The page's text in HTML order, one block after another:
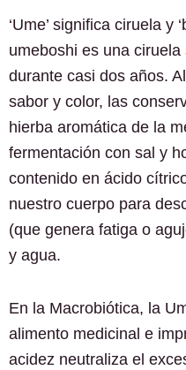
‘Ume’ significa ciruela y
umeboshi es una
durante casi dos años.
sabor y color, las
hierba aromática de la
fermentación con sal y
contenido en ácido
nuestro cuerpo para
(que genera fatiga o
y agua.
En la Macrobiótica, la
alimento medicinal e
acidez neutraliza el